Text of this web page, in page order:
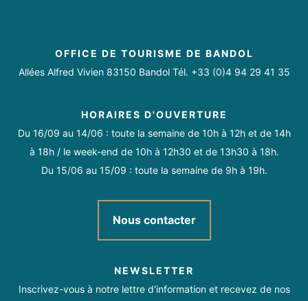
OFFICE DE TOURISME DE BANDOL
Allées Alfred Vivien 83150 Bandol Tél. +33 (0)4 94 29 41 35
HORAIRES D'OUVERTURE
Du 16/09 au 14/06 : toute la semaine de 10h à 12h et de 14h
à 18h / le week-end de 10h à 12h30 et de 13h30 à 18h.
Du 15/06 au 15/09 : toute la semaine de 9h à 19h.
Nous contacter
NEWSLETTER
Inscrivez-vous à notre lettre d'information et recevez de nos